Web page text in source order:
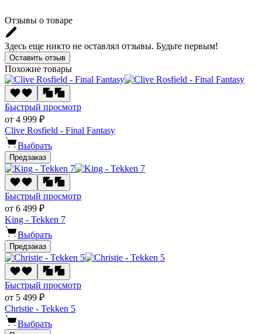
Отзывы о товаре
Здесь еще никто не оставлял отзывы. Будьте первым!
Оставить отзыв
Похожие товары
Быстрый просмотр
от 4 999 ₽
Clive Rosfield - Final Fantasy
Выбрать
Предзаказ
Быстрый просмотр
от 6 499 ₽
King - Tekken 7
Выбрать
Предзаказ
Быстрый просмотр
от 5 499 ₽
Christie - Tekken 5
Выбрать